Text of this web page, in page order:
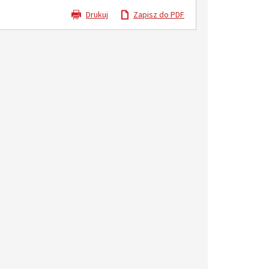
Drukuj Zapisz do PDF